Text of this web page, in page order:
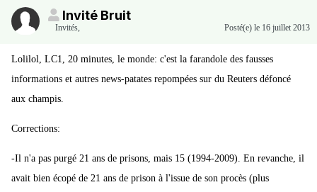
Invité Bruit
Invités, Posté(e) le 16 juillet 2013
Lolilol, LC1, 20 minutes, le monde: c'est la farandole des fausses
informations et autres news-patates repompées sur du Reuters défoncé
aux champis.
Corrections:
-Il n'a pas purgé 21 ans de prisons, mais 15 (1994-2009). En revanche, il
avait bien écopé de 21 ans de prison à l'issue de son procès (plus